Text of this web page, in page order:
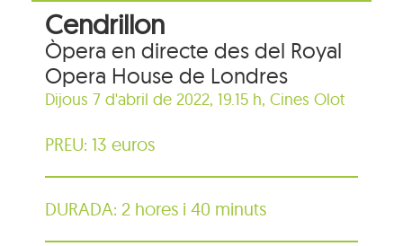
Cendrillon
Òpera en directe des del Royal
Opera House de Londres
Dijous 7 d'abril de 2022, 19.15 h, Cines Olot
PREU: 13 euros
DURADA: 2 hores i 40 minuts